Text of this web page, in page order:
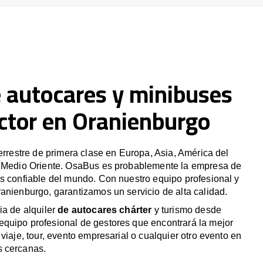
y minibuses
en Oranienburgo
de primera clase en Europa, Asia, América del
Oriente. OsaBus es probablemente la empresa de
confiable del mundo. Con nuestro equipo profesional y
garantizamos un servicio de alta calidad.
de alquilerde autocares chárter y turismo desde
profesional de gestores que encontrará la mejor
tour, evento empresarial o cualquier otro evento en
cercanas.